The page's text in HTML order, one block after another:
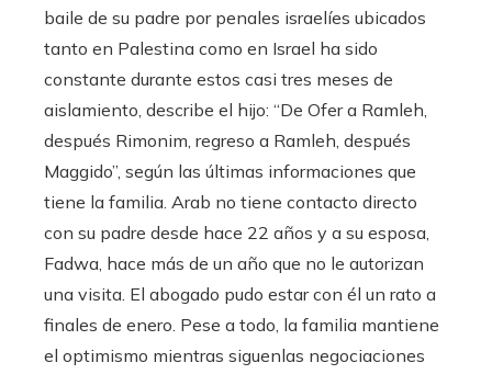
baile de su padre por penales israelíes ubicados
tanto en Palestina como en Israel ha sido
constante durante estos casi tres meses de
aislamiento, describe el hijo: “De Ofer a Ramleh,
después Rimonim, regreso a Ramleh, después
Maggido”, según las últimas informaciones que
tiene la familia. Arab no tiene contacto directo
con su padre desde hace 22 años y a su esposa,
Fadwa, hace más de un año que no le autorizan
una visita. El abogado pudo estar con él un rato a
finales de enero. Pese a todo, la familia mantiene
el optimismo mientras siguenlas negociaciones